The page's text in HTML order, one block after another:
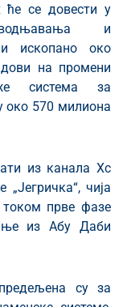
ће се довести у
и
ископано око
на промени
система за
око 570 милиона
из канала Хс
чија
прве фазе
из Абу Даби
су за